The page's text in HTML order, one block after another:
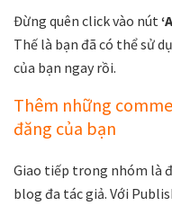
Đừng quên click vào nút
Thế là bạn đã có thể sử
của bạn ngay rồi.
Thêm những
đăng của bạn
Giao tiếp trong nhóm là
blog đa tác giả. Với